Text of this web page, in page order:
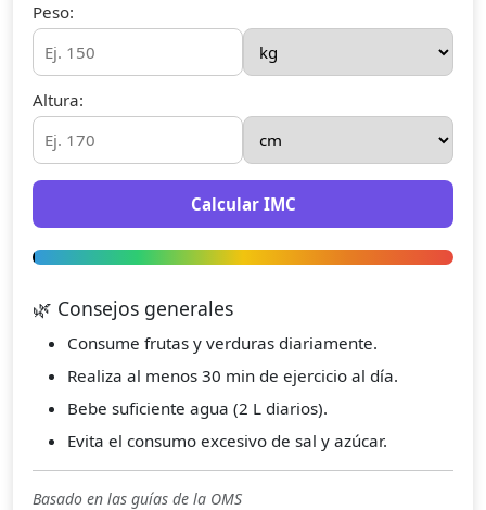
Peso:
Altura:
Calcular IMC
🌿 Consejos generales
Consume frutas y verduras diariamente.
Realiza al menos 30 min de ejercicio al día.
Bebe suficiente agua (2 L diarios).
Evita el consumo excesivo de sal y azúcar.
Basado en las guías de la OMS